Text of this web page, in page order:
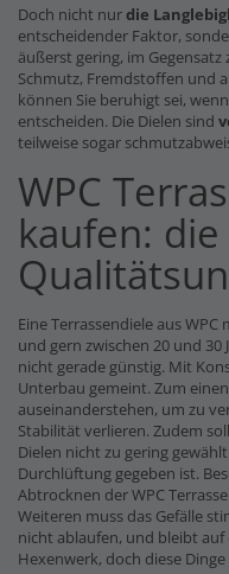
Doch nicht nurdie
entscheidender Faktor,
äußerst gering, im
Schmutz, Fremdstoffen und
können Sie beruhigt sei,
entscheiden. Die Dielen sind
teilweise sogar
WPC
kaufen: die
Eine Terrassendiele aus
und gern zwischen 20 und
nicht gerade günstig. Mit
Unterbau gemeint. Zum
auseinanderstehen, um zu
Stabilität verlieren. Zudem
Dielen nicht zu gering
Durchlüftung gegeben ist.
Abtrocknen der WPC
Weiteren muss das Gefälle
nicht ablaufen, und bleibt auf
Hexenwerk, doch diese